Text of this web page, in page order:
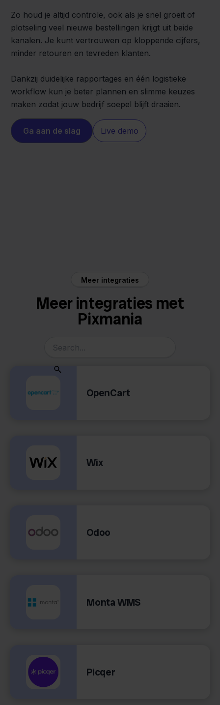
Zo houd je altijd controle, ook als je snel groeit of
plotseling veel nieuwe bestellingen krijgt uit beide
kanalen. Je kunt vertrouwen op kloppende cijfers,
minder retouren en tevreden klanten.
Dankzij duidelijke rapportages en één logistieke
workflow kun je beter plannen en slimme keuzes
maken zodat jouw bedrijf soepel blijft draaien.
Ga aan de slag Live demo
Meer integraties
Meer integraties met
Pixmania
OpenCart
Wix
Odoo
Monta WMS
Picqer